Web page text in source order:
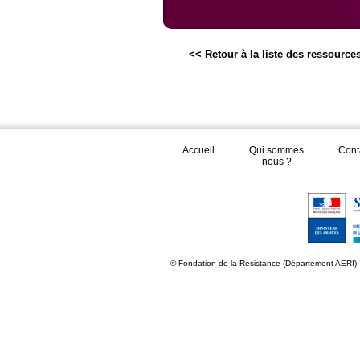
<< Retour à la liste des
Accueil
Qui sommes
nous ?
© Fondation de la Résistance (Département AERI)